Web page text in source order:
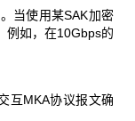
当使用某SAK加密
例如，在10Gbps的
互MKA协议报文确